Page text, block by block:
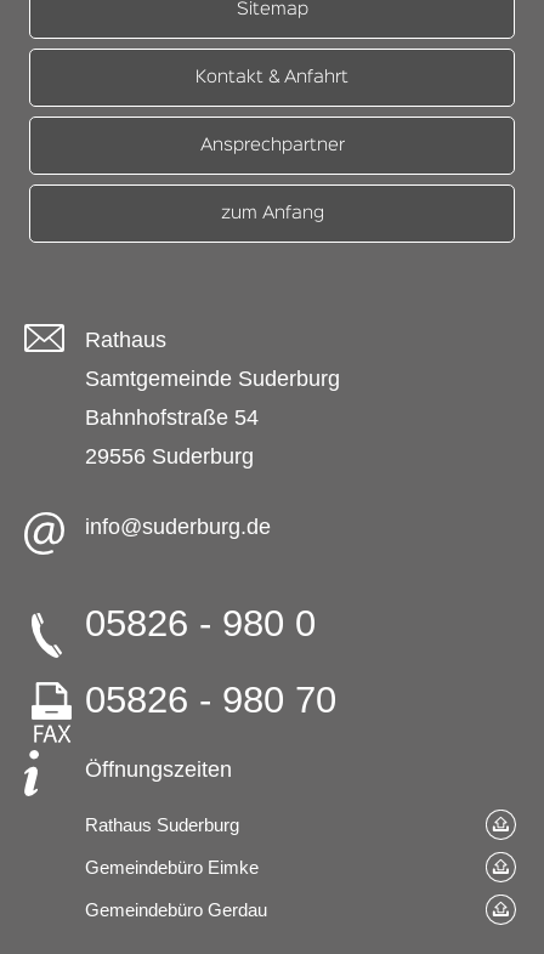
Sitemap
Kontakt & Anfahrt
Ansprechpartner
zum Anfang
Rathaus
Samtgemeinde Suderburg
Bahnhofstraße 54
29556 Suderburg
info@suderburg.de
05826 - 980 0
05826 - 980 70
Öffnungszeiten
Rathaus Suderburg
Gemeindebüro Eimke
Gemeindebüro Gerdau